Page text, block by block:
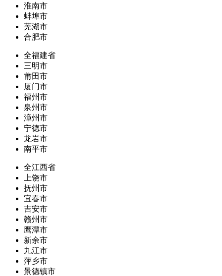
淮南市
蚌埠市
芜湖市
合肥市
全福建省
三明市
莆田市
厦门市
福州市
泉州市
漳州市
宁德市
龙岩市
南平市
全江西省
上饶市
抚州市
宜春市
吉安市
赣州市
鹰潭市
新余市
九江市
萍乡市
景德镇市